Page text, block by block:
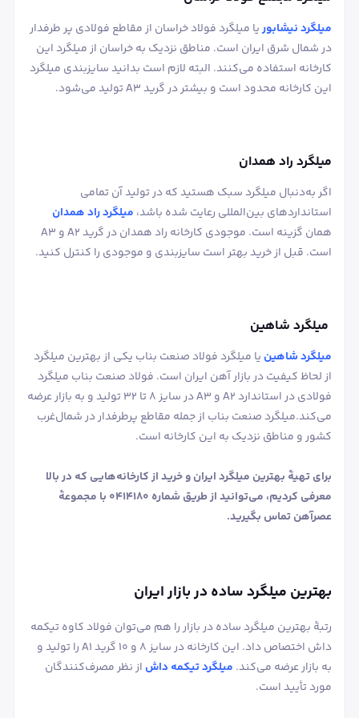
میلگرد نیشابوریا میلگرد فولاد خراسان از مقاطع فولادی پر طرفدار
در شمال شرق ایران است. مناطق نزدیک به خراسان از میلگرد این
کارخانه استفاده می‌کنند. البته لازم است بدانید سایزبندی میلگرد
این کارخانه محدود است و بیشتر در گرید A3 تولید می‌شود.
میلگرد راد همدان
اگر به‌دنبال میلگرد سبک هستید که در تولید آن تمامی
استانداردهای بین‌المللی رعایت شده باشد، میلگرد راد همدان
همان گزینه است. موجودی کارخانه راد همدان در گرید A2 و A3
است. قبل از خرید بهتر است سایزبندی و موجودی را کنترل کنید.
میلگرد شاهین
میلگرد شاهین یا میلگرد فولاد صنعت بناب یکی از بهترین میلگرد
از لحاظ کیفیت در بازار آهن ایران است. فولاد صنعت بناب میلگرد
فولادی در استاندارد A2 و A3 در سایز 8 تا 32 تولید و به بازار عرضه
می‌کند.میلگرد صنعت بناب از جمله مقاطع پرطرفدار در شمال‌غرب
کشور و مناطق نزدیک به این کارخانه است.
برای تهیۀ بهترین میلگرد ایران و خرید از کارخانه‌هایی که در بالا
معرفی کردیم، می‌توانید از طریق شماره 0414180 با مجموعۀ
عصرآهن تماس بگیرید.
بهترین میلگرد ساده در بازار ایران
رتبۀ بهترین میلگرد ساده در بازار را هم می‌توان فولاد کاوه تیکمه
داش اختصاص داد. این کارخانه در سایز 8 و 10 گرید A1 را تولید و
به بازار عرضه می‌کند. میلگرد تیکمه داش از نظر مصرف‌کنندگان
مورد تأیید است.